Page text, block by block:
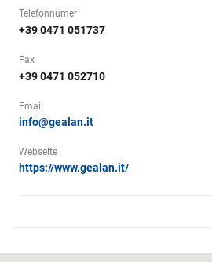
Telefonnumer
+39 0471 051737
Fax
+39 0471 052710
Email
info@gealan.it
Webseite
https://www.gealan.it/